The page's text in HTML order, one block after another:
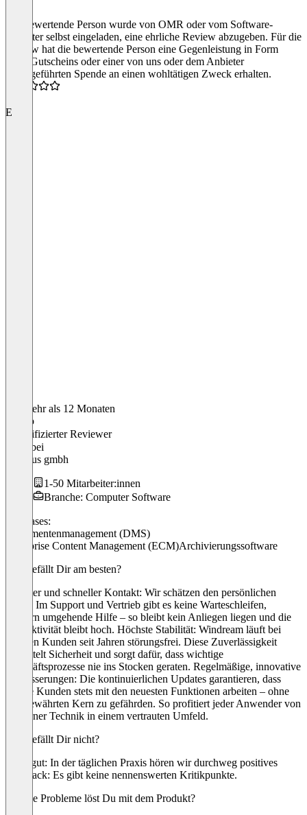
Die bewertende Person wurde von OMR oder vom Software-
Anbieter selbst eingeladen, eine ehrliche Review abzugeben. Für die
Review hat die bewertende Person eine Gegenleistung in Form
eines Gutscheins oder einer von uns oder dem Anbieter
durchgeführten Spende an einen wohltätigen Zweck erhalten.
E
Vor mehr als 12 Monaten
Enrico
Verifizierter Reviewer
bei
visuplus gmbh
1-50 Mitarbeiter:innen
Branche: Computer Software
Use cases:
Dokumentenmanagement (DMS)
Enterprise Content Management (ECM)Archivierungssoftware
Was gefällt Dir am besten?
Direkter und schneller Kontakt: Wir schätzen den persönlichen
Draht: Im Support und Vertrieb gibt es keine Warteschleifen,
sondern umgehende Hilfe – so bleibt kein Anliegen liegen und die
Produktivität bleibt hoch. Höchste Stabilität: Windream läuft bei
unseren Kunden seit Jahren störungsfrei. Diese Zuverlässigkeit
vermittelt Sicherheit und sorgt dafür, dass wichtige
Geschäftsprozesse nie ins Stocken geraten. Regelmäßige, innovative
Verbesserungen: Die kontinuierlichen Updates garantieren, dass
unsere Kunden stets mit den neuesten Funktionen arbeiten – ohne
den bewährten Kern zu gefährden. So profitiert jeder Anwender von
moderner Technik in einem vertrauten Umfeld.
Was gefällt Dir nicht?
Alles gut: In der täglichen Praxis hören wir durchweg positives
Feedback: Es gibt keine nennenswerten Kritikpunkte.
Welche Probleme löst Du mit dem Produkt?